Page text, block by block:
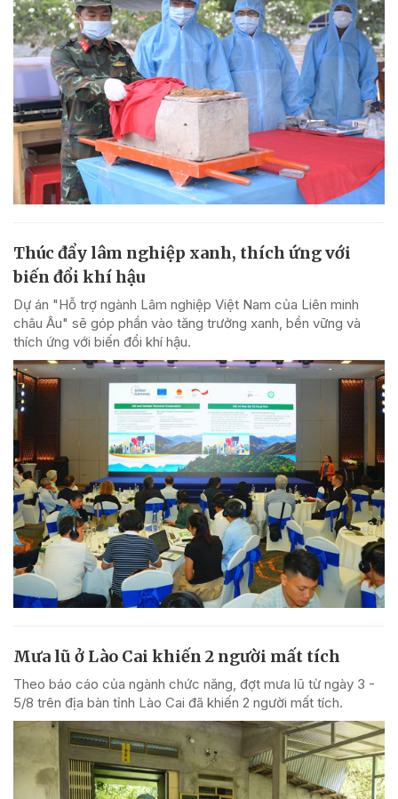
Thúc đẩy lâm nghiệp xanh, thích ứng với
biến đổi khí hậu
Dự án "Hỗ trợ ngành Lâm nghiệp Việt Nam của Liên minh
châu Âu" sẽ góp phần vào tăng trưởng xanh, bền vững và
thích ứng với biến đổi khí hậu.
Mưa lũ ở Lào Cai khiến 2 người mất tích
Theo báo cáo của ngành chức năng, đợt mưa lũ từ ngày 3 -
5/8 trên địa bàn tỉnh Lào Cai đã khiến 2 người mất tích.